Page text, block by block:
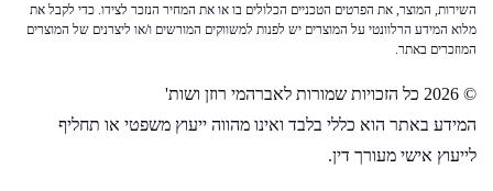
השירות, המוצר, את הפרטים הטכניים הכלולים בו או את המחיר הנזכר לצידו. כדי לקבל את
מלוא המידע הרלוונטי על המוצרים יש לפנות למשווקים המורשים ו/או ליצרנים של המוצרים
המוזכרים באתר.
© 2026 כל הזכויות שמורות לאברהמי רוזן ושות'
המידע באתר הוא כללי בלבד ואינו מהווה ייעוץ משפטי או תחליף
לייעוץ אישי מעורך דין.